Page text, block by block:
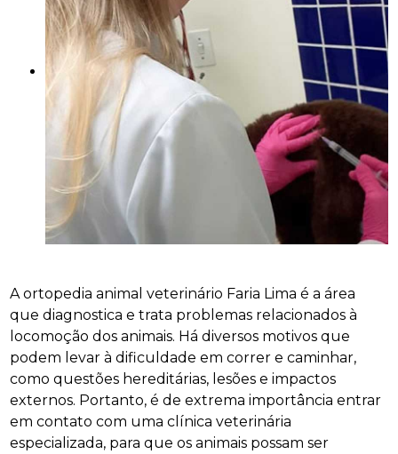
A ortopedia animal veterinário Faria Lima é a área
que diagnostica e trata problemas relacionados à
locomoção dos animais. Há diversos motivos que
podem levar à dificuldade em correr e caminhar,
como questões hereditárias, lesões e impactos
externos. Portanto, é de extrema importância entrar
em contato com uma clínica veterinária
especializada, para que os animais possam ser